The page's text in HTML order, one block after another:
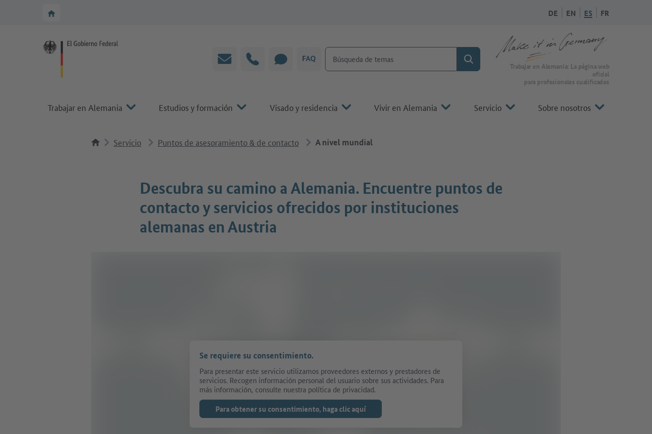
DE EN ES FR
Correo electrónico
Línea directa
CHAT P&F
Búsqueda de temas
Búsqueda A la página de inicio de Make it in Germany
Trabajar en Alemania: La página web
oficial
para profesionales cualificados
Trabajar en Alemania Estudios y formación Visado y residencia Vivir en Alemania Servicio Sobre nosotros
Servicio Puntos de asesoramiento & de contacto A nivel mundial
Descubra su camino a Alemania. Encuentre puntos de
contacto y servicios ofrecidos por instituciones
alemanas en Austria
Se requiere su consentimiento.
Para presentar este servicio utilizamos proveedores externos y prestadores de
servicios. Recogen información personal del usuario sobre sus actividades. Para
más información, consulte nuestra política de privacidad.
Para obtener su consentimiento, haga clic aquí